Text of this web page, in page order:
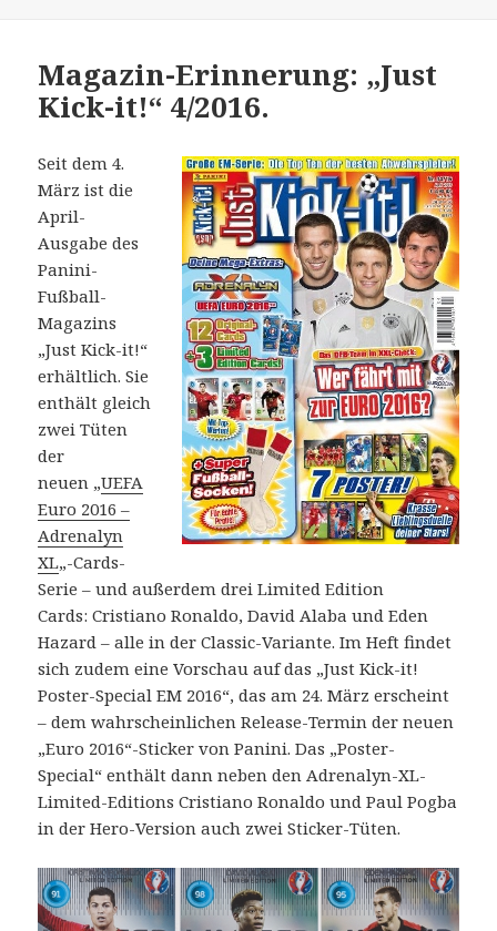
Magazin-Erinnerung: „Just
Kick-it!“ 4/2016.
Seit dem 4.
März ist die
April-
Ausgabe des
Panini-
Fußball-
Magazins
„Just Kick-it!“
erhältlich. Sie
enthält gleich
zwei Tüten
der
neuen „UEFA
Euro 2016 –
Adrenalyn
XL„-Cards-
Serie – und außerdem drei Limited Edition
Cards: Cristiano Ronaldo, David Alaba und Eden
Hazard – alle in der Classic-Variante. Im Heft findet
sich zudem eine Vorschau auf das „Just Kick-it!
Poster-Special EM 2016“, das am 24. März erscheint
– dem wahrscheinlichen Release-Termin der neuen
„Euro 2016“-Sticker von Panini. Das „Poster-
Special“ enthält dann neben den Adrenalyn-XL-
Limited-Editions Cristiano Ronaldo und Paul Pogba
in der Hero-Version auch zwei Sticker-Tüten.